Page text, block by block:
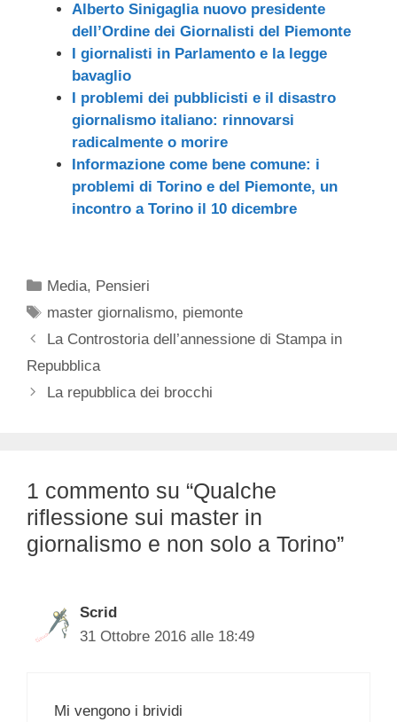
Alberto Sinigaglia nuovo presidente
dell’Ordine dei Giornalisti del Piemonte
I giornalisti in Parlamento e la legge
bavaglio
I problemi dei pubblicisti e il disastro
giornalismo italiano: rinnovarsi
radicalmente o morire
Informazione come bene comune: i
problemi di Torino e del Piemonte, un
incontro a Torino il 10 dicembre
Categorie
Media, Pensieri
Tag
master giornalismo, piemonte
La Controstoria dell’annessione di Stampa in
Repubblica
La repubblica dei brocchi
1 commento su “Qualche
riflessione sui master in
giornalismo e non solo a Torino”
Scrid
31 Ottobre 2016 alle 18:49
Mi vengono i brividi